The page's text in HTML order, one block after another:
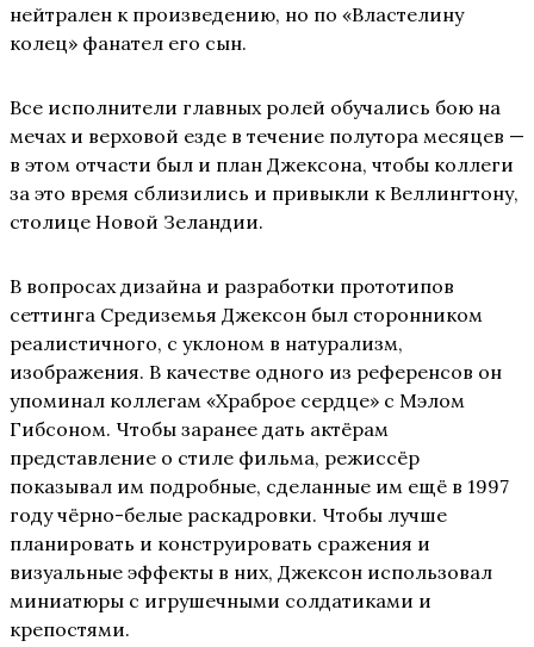
нейтрален к произведению, но по «Властелину
колец» фанател его сын.
Все исполнители главных ролей обучались бою на
мечах и верховой езде в течение полутора месяцев —
в этом отчасти был и план Джексона, чтобы коллеги
за это время сблизились и привыкли к Веллингтону,
столице Новой Зеландии.
В вопросах дизайна и разработки прототипов
сеттинга Средиземья Джексон был сторонником
реалистичного, с уклоном в натурализм,
изображения. В качестве одного из референсов он
упоминал коллегам «Храброе сердце» с Мэлом
Гибсоном. Чтобы заранее дать актёрам
представление о стиле фильма, режиссёр
показывал им подробные, сделанные им ещё в 1997
году чёрно-белые раскадровки. Чтобы лучше
планировать и конструировать сражения и
визуальные эффекты в них, Джексон использовал
миниатюры с игрушечными солдатиками и
крепостями.